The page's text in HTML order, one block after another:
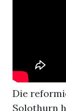
Die
Solothurn